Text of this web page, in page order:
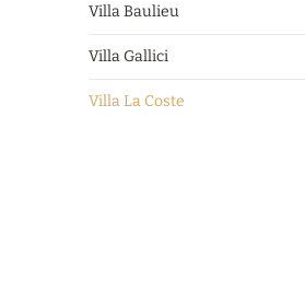
Villa Baulieu
Villa Gallici
Villa La Coste